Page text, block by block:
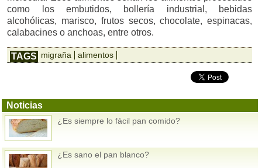
como los embutidos, bollería industrial, bebidas
alcohólicas, marisco, frutos secos, chocolate, espinacas,
calabacines o anchoas, entre otros.
TAGS migraña alimentos
Noticias
¿Es siempre lo fácil pan comido?
¿Es sano el pan blanco?